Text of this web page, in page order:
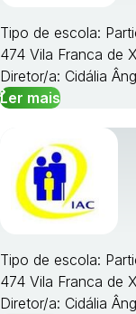
Tipo de escola:
474 Vila Franca de
Diretor/a: Cidália
Ler mais
Tipo de escola:
474 Vila Franca de
Diretor/a: Cidália